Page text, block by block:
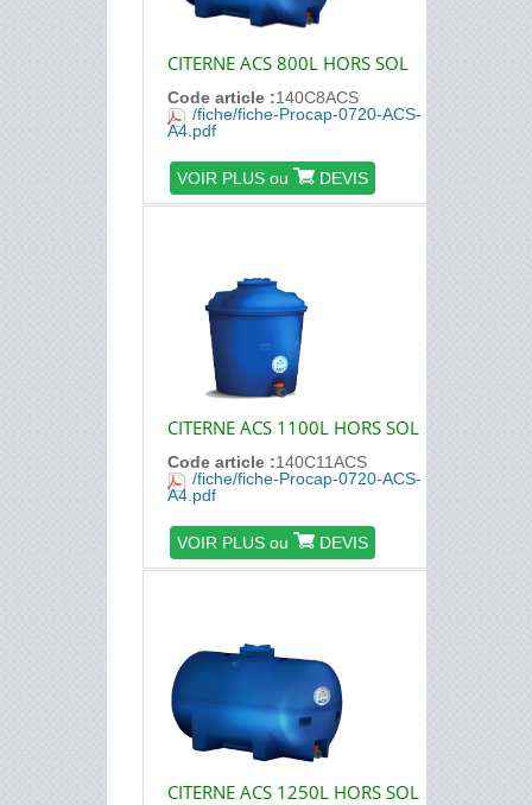
CITERNE ACS 800L HORS SOL
Code article :140C8ACS
/fiche/fiche-Procap-0720-ACS-
A4.pdf
VOIR PLUS ou DEVIS
CITERNE ACS 1100L HORS SOL
Code article :140C11ACS
/fiche/fiche-Procap-0720-ACS-
A4.pdf
VOIR PLUS ou DEVIS
CITERNE ACS 1250L HORS SOL